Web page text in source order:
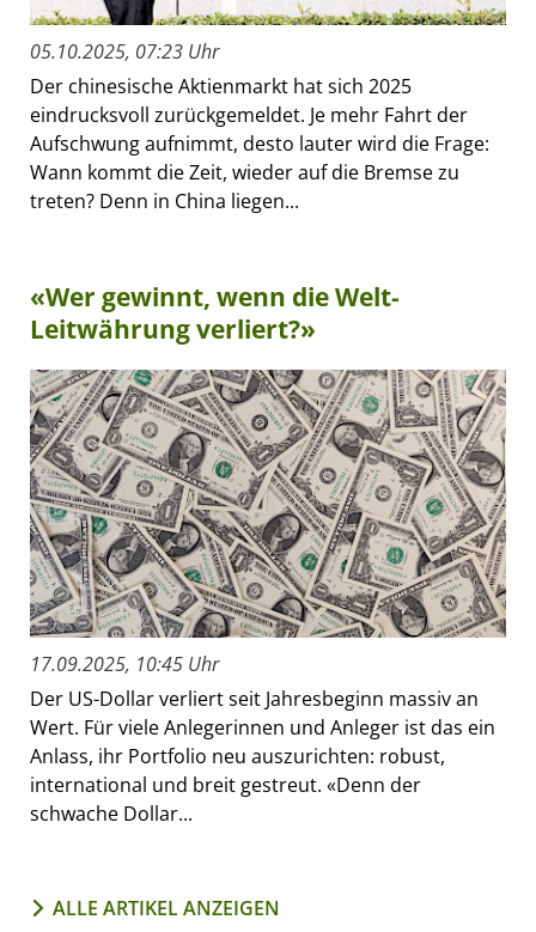
05.10.2025, 07:23 Uhr
Der chinesische Aktienmarkt hat sich 2025
eindrucksvoll zurückgemeldet. Je mehr Fahrt der
Aufschwung aufnimmt, desto lauter wird die Frage:
Wann kommt die Zeit, wieder auf die Bremse zu
treten? Denn in China liegen...
«Wer gewinnt, wenn die Welt-
Leitwährung verliert?»
17.09.2025, 10:45 Uhr
Der US-Dollar verliert seit Jahresbeginn massiv an
Wert. Für viele Anlegerinnen und Anleger ist das ein
Anlass, ihr Portfolio neu auszurichten: robust,
international und breit gestreut. «Denn der
schwache Dollar...
ALLE ARTIKEL ANZEIGEN